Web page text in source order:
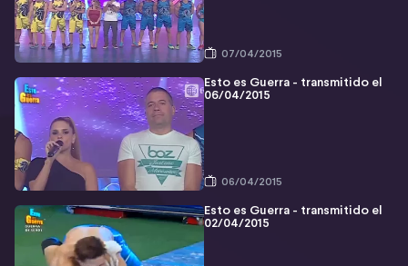
07/04/2015
Esto es Guerra - transmitido el
06/04/2015
06/04/2015
Esto es Guerra - transmitido el
02/04/2015